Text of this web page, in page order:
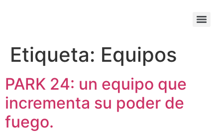
Etiqueta: Equipos
PARK 24: un equipo que
incrementa su poder de
fuego.